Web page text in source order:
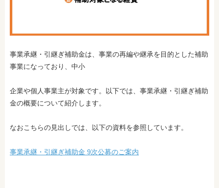
事業承継・引継ぎ補助金は、事業の再編や継承を目的とした補助
事業になっており、中小
企業や個人事業主が対象です。以下では、事業承継・引継ぎ補助
金の概要について紹介します。
なおこちらの見出しでは、以下の資料を参照しています。
事業承継・引継ぎ補助金 9次公募のご案内